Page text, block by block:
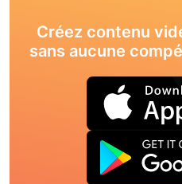
Créez contenu
sans aucune